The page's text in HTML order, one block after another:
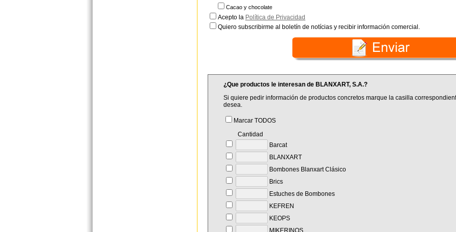
Cacao y chocolate
Acepto la Política de Privacidad
Quiero subscribirme al boletín de notícias y recibir información comercial.
¿Que productos le interesan de BLANXART, S.A.?
Si quiere pedir información de productos concretos marque la casilla
desea.
Marcar TODOS
Cantidad
Barcat
BLANXART
Bombones Blanxart Clásico
Brics
Estuches de Bombones
KEFREN
KEOPS
MIKERINOS